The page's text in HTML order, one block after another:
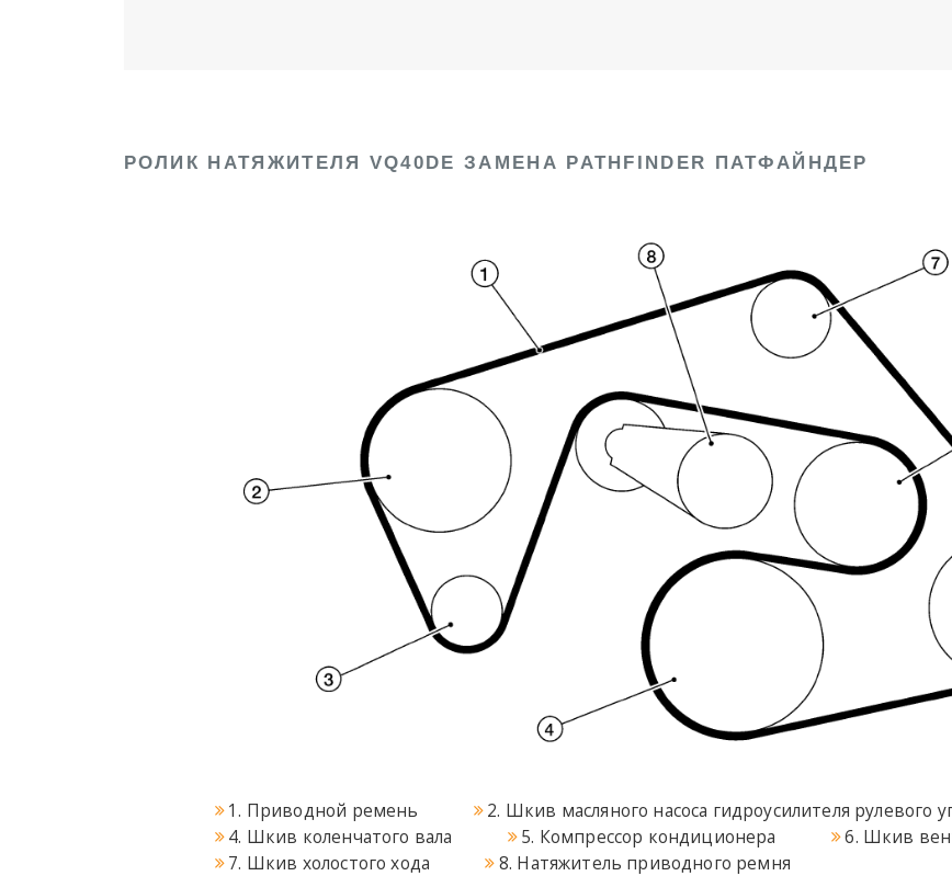
РОЛИК НАТЯЖИТЕЛЯ VQ40DE ЗАМЕНА PATHFINDER ПАТФАЙНДЕР
1. Приводной ремень 2. Шкив масляного насоса гидроусилителя рулевого
4. Шкив коленчатого вала
5. Компрессор кондиционера
6. Шкив
7. Шкив холостого хода
8. Натяжитель приводного ремня